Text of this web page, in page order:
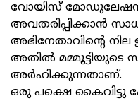
വോയിസ് മോഡുലേഷൻ
അവതരിപ്പിക്കാൻ
അഭിനേതാവിന്റെ
അതിൽ മമ്മൂട്ടിയുടെ
അർഹിക്കുന്നതാണ്.
ഒരു പക്ഷെ കൈവിട്ടു